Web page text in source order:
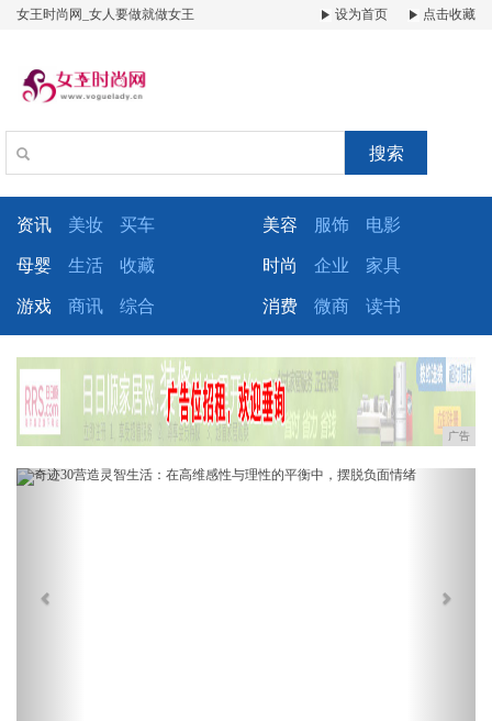
女王时尚网_女人要做就做女王 设为首页 点击收藏
搜索
资讯 美妆 买车 美容 服饰 电影
母婴 生活 收藏 时尚 企业 家具
游戏 商讯 综合 消费 微商 读书
广告
Previous